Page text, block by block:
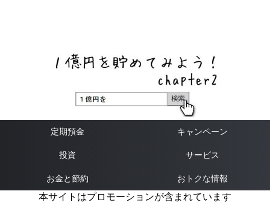
定期預金 キャンペーン
投資 サービス
お金と節約 おトクな情報
本サイトはプロモーションが含まれています